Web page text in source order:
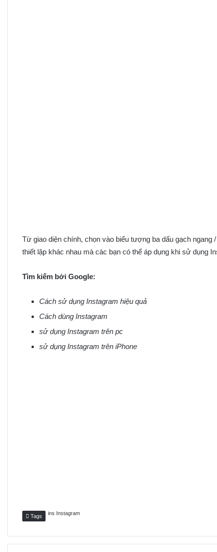
Từ giao diện chính, chọn vào biểu tượng ba dấu gạch
thiết lập khác nhau mà các bạn có thể áp dụng khi sử dụng
Tìm kiếm bởi Google:
Cách sử dụng Instagram hiệu quả
Cách dùng Instagram
sử dụng Instagram trên pc
sử dụng Instagram trên iPhone
Tags ins Instagram